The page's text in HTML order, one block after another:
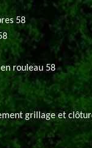
58
en rouleau 58
grillage et